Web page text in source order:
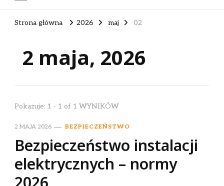
Strona główna 2026 maj 02
2 maja, 2026
Pokazuje: 1 - 1 of 1 WYNIKÓW
2 MAJA 2026 BEZPIECZEŃSTWO
Bezpieczeństwo instalacji
elektrycznych – normy